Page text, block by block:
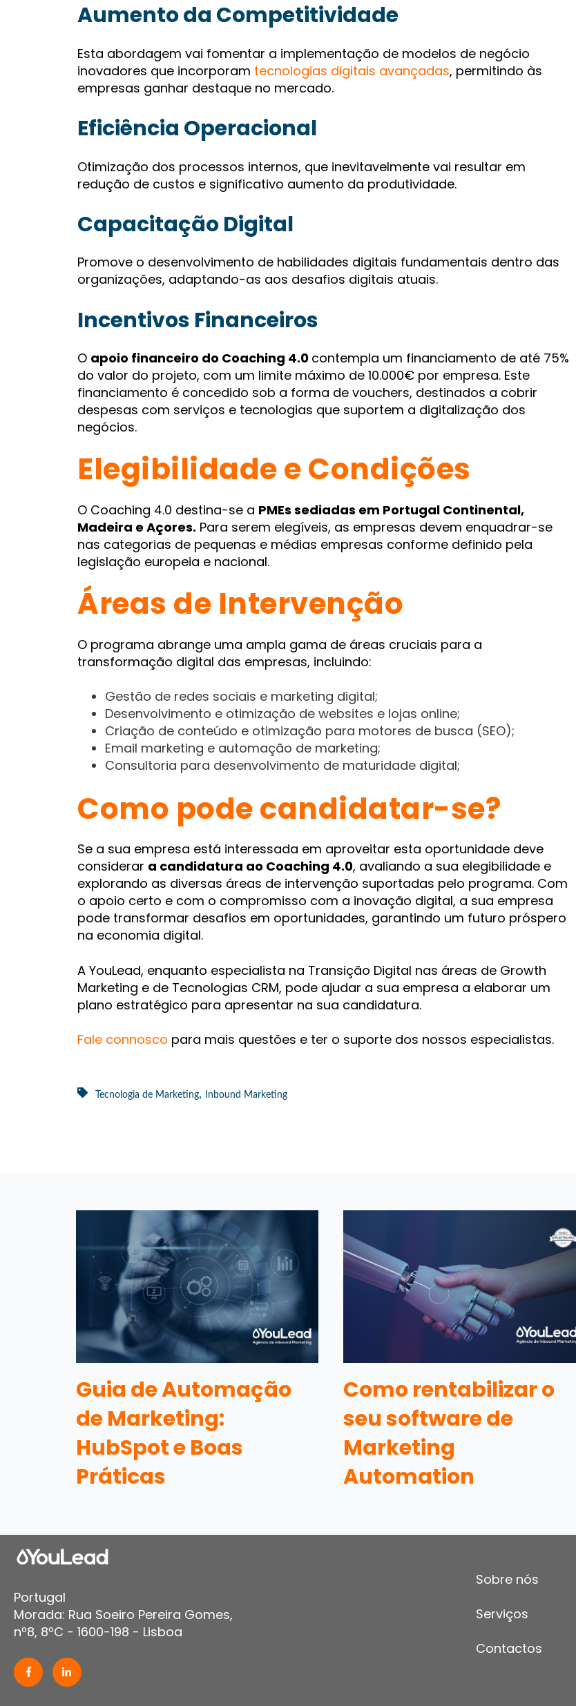
Aumento da Competitividade
Esta abordagem vai fomentar a implementação de modelos de negócio
inovadores que incorporam tecnologias digitais avançadas, permitindo às
empresas ganhar destaque no mercado.
Eficiência Operacional
Otimização dos processos internos, que inevitavelmente vai resultar em
redução de custos e significativo aumento da produtividade.
Capacitação Digital
Promove o desenvolvimento de habilidades digitais fundamentais dentro das
organizações, adaptando-as aos desafios digitais atuais.
Incentivos Financeiros
O apoio financeiro do Coaching 4.0 contempla um financiamento de até 75%
do valor do projeto, com um limite máximo de 10.000€ por empresa. Este
financiamento é concedido sob a forma de vouchers, destinados a cobrir
despesas com serviços e tecnologias que suportem a digitalização dos
negócios.
Elegibilidade e Condições
O Coaching 4.0 destina-se a PMEs sediadas em Portugal Continental,
Madeira e Açores. Para serem elegíveis, as empresas devem enquadrar-se
nas categorias de pequenas e médias empresas conforme definido pela
legislação europeia e nacional.
Áreas de Intervenção
O programa abrange uma ampla gama de áreas cruciais para a
transformação digital das empresas, incluindo:
Gestão de redes sociais e marketing digital;
Desenvolvimento e otimização de websites e lojas online;
Criação de conteúdo e otimização para motores de busca (SEO);
Email marketing e automação de marketing;
Consultoria para desenvolvimento de maturidade digital;
Como pode candidatar-se?
Se a sua empresa está interessada em aproveitar esta oportunidade deve
considerar a candidatura ao Coaching 4.0, avaliando a sua elegibilidade e
explorando as diversas áreas de intervenção suportadas pelo programa. Com
o apoio certo e com o compromisso com a inovação digital, a sua empresa
pode transformar desafios em oportunidades, garantindo um futuro próspero
na economia digital.
A YouLead, enquanto especialista na Transição Digital nas áreas de Growth
Marketing e de Tecnologias CRM, pode ajudar a sua empresa a elaborar um
plano estratégico para apresentar na sua candidatura.
Fale connosco para mais questões e ter o suporte dos nossos especialistas.
Tecnologia de Marketing, Inbound Marketing
Guia de Automação
de Marketing:
HubSpot e Boas
Práticas
Como rentabilizar o
seu software de
Marketing
Automation
Portugal
Morada: Rua Soeiro Pereira Gomes,
nº8, 8ºC - 1600-198 - Lisboa
Sobre nós
Serviços
Contactos